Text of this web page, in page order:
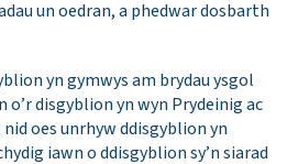
un oedran, a phedwar dosbarth
yn gymwys am brydau ysgol
o’r disgyblion yn wyn Prydeinig ac
oes unrhyw ddisgyblion yn
iawn o ddisgyblion sy’n siarad